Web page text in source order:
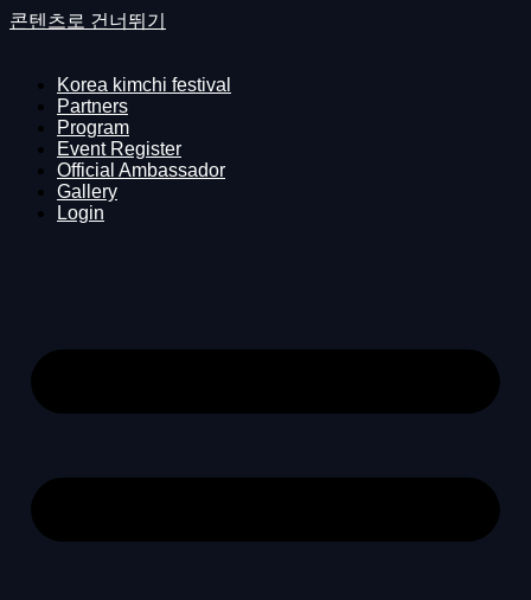
콘텐츠로 건너뛰기
Korea kimchi festival
Partners
Program
Event Register
Official Ambassador
Gallery
Login